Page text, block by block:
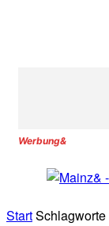
Werbung&
StartSchlagworte